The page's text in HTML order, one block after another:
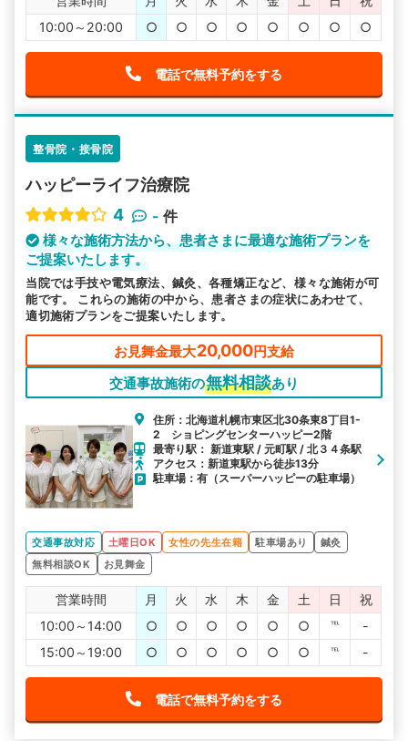
10:00～20:00
○ ○ ○ ○ ○ ○ ○ ○
電話で無料予約をする
整骨院・接骨院
ハッピーライフ治療院
4
- 件
様々な施術方法から、患者さまに最適な施術プランを
ご提案いたします。
当院では手技や電気療法、鍼灸、各種矯正など、様々な施術が可
能です。 これらの施術の中から、患者さまの症状にあわせて、
適切施術プランをご提案いたします。
お見舞金最大20,000円支給
交通事故施術の無料相談あり
住所：北海道札幌市東区北30条東8丁目1-
2 ショピングセンターハッピー2階
最寄り駅： 新道東駅 / 元町駅 / 北３４条駅
アクセス：新道東駅から徒歩13分
駐車場：有（スーパーハッピーの駐車場）
交通事故対応 土曜日OK 女性の先生在籍 駐車場あり
鍼灸
無料相談OK
お見舞金
営業時間 月 火 水 木 金 土 日
祝
10:00～14:00
○ ○ ○ ○ ○ ○ ℡
-
15:00～19:00
○ ○ ○ ○ ○ ○ ℡ -
電話で無料予約をする